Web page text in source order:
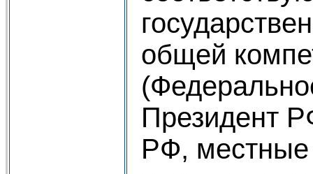
общей
Президент
РФ, местные